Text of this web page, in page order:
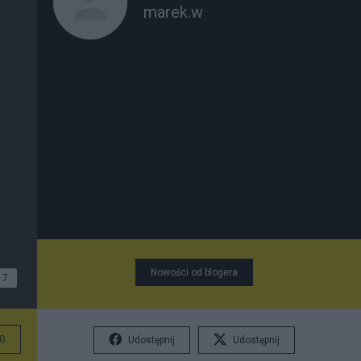
7
marek.w
Nowości od blogera
Udostępnij Udostępnij